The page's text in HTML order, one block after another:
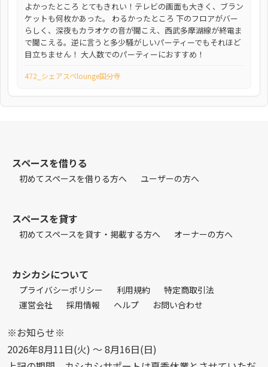
よかったところ とてもきれい！テレビの画面も大きく、ブラン
ケットも何枚かあった。 わるかったところ 下のフロアがバー
らしく、深夜もカラオケの音が聞こえ、西武多摩湖線が終電ま
で聞こえる。逆に言うと多少騒がしいパーティーでもそれほど
目立ちません！ 大人数でのパーティーにおすすめ！
472_シェアスペlounge国分寺
スペースを借りる
初めてスペースを借りる方へ ユーザーの方へ
スペースを貸す
初めてスペースを貸す・掲載する方へ オーナーの方へ
カシカシについて
プライバシーポリシー 利用規約
特定商取引法
運営会社
採用情報 ヘルプ お問い合わせ
※お知らせ※
2026年8月11日(火) 〜 8月16日(日)